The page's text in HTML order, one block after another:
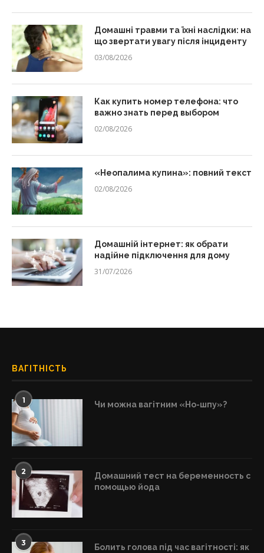
Домашні травми та їхні наслідки: на
що звертати увагу після інциденту
03/08/2026
Как купить номер телефона: что
важно знать перед выбором
02/08/2026
«Неопалима купина»: повний текст
02/08/2026
Домашній інтернет: як обрати
надійне підключення для дому
31/07/2026
ВАГІТНІСТЬ
1 Чи можна вагітним «Но-шпу»?
2
Домашний тест на беременность с
помощью йода
3
Болить голова під час вагітності: як